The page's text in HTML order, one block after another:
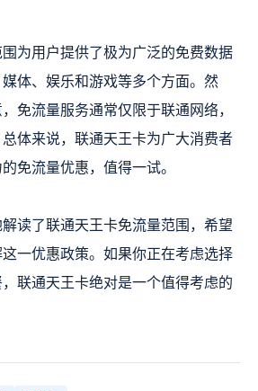
为用户提供了极为广泛的免费数据
体、娱乐和游戏等多个方面。然
免流量服务通常仅限于联通网络，
体来说，联通天王卡为广大消费者
免流量优惠，值得一试。
读了联通天王卡免流量范围，希望
一优惠政策。如果你正在考虑选择
联通天王卡绝对是一个值得考虑的